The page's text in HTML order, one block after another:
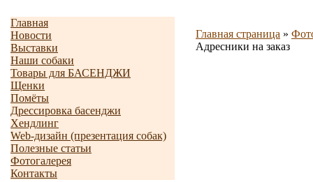
Главная
Новости
Выставки
Наши собаки
Товары для БАСЕНДЖИ
Щенки
Помёты
Дрессировка басенджи
Хендлинг
Web-дизайн (презентация собак)
Полезные статьи
Фотогалерея
Контакты
Главная страница »
Адресники на заказ